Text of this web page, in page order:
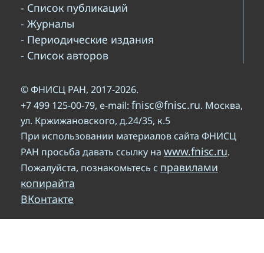
- Список публикаций
- Журналы
- Периодические издания
- Список авторов
© ФНИСЦ РАН, 2017-2026.
+7 499 125-00-79, e-mail: fnisc@fnisc.ru. Москва,
ул. Кржижановского, д.24/35, к.5
При использовании материалов сайта ФНИСЦ
РАН просьба давать ссылку на www.fnisc.ru.
Пожалуйста, познакомьтесь с правилами
копирайта
ВКонтакте